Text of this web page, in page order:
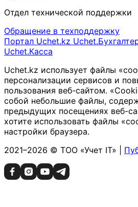
Отдел технической поддержки
Обращение в техподдержку
Портал Uchet.kz
Uchet.Касса
Uchet.kz использует файлы
персонализации сервисов и
пользования веб-сайтом.
собой небольшие файлы,
предыдущих посещениях веб-
хотите использовать файлы
настройки браузера.
2021–2026 © ТОО «Учет IT» |